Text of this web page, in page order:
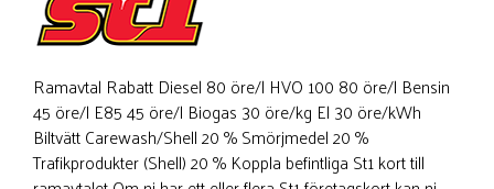
Ramavtal Rabatt Diesel 80 öre/l HVO 100 80 öre/l Bensin
45 öre/l E85 45 öre/l Biogas 30 öre/kg El 30 öre/kWh
Biltvätt Carewash/Shell 20 % Smörjmedel 20 %
Trafikprodukter (Shell) 20 % Koppla befintliga St1 kort till